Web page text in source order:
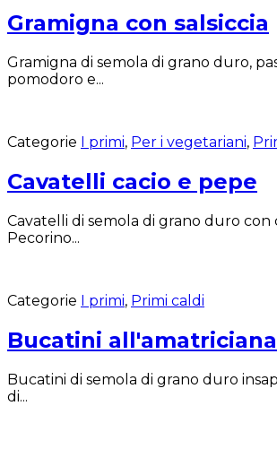
Gramigna con salsiccia
Gramigna di semola di grano duro,
pomodoro e...
Categorie I primi, Per i vegetariani,
Cavatelli cacio e pepe
Cavatelli di semola di grano duro con
Pecorino...
Categorie I primi, Primi caldi
Bucatini all'amatriciana
Bucatini di semola di grano duro
di...